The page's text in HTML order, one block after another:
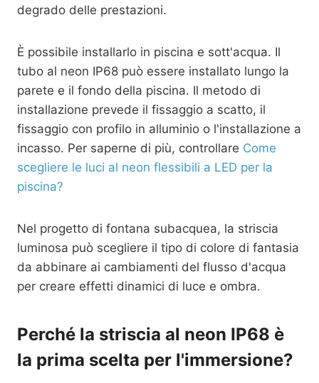
degrado delle prestazioni.
È possibile installarlo in piscina e sott'acqua. Il
tubo al neon IP68 può essere installato lungo la
parete e il fondo della piscina. Il metodo di
installazione prevede il fissaggio a scatto, il
fissaggio con profilo in alluminio o l'installazione a
incasso. Per saperne di più, controllare Come
scegliere le luci al neon flessibili a LED per la
piscina?
Nel progetto di fontana subacquea, la striscia
luminosa può scegliere il tipo di colore di fantasia
da abbinare ai cambiamenti del flusso d'acqua
per creare effetti dinamici di luce e ombra.
Perché la striscia al neon IP68 è
la prima scelta per l'immersione?